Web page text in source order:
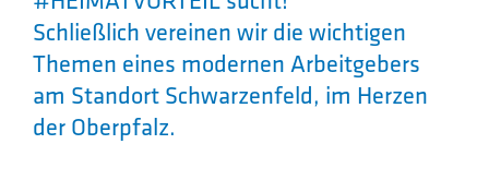
Schließlich vereinen wir die wichtigen
Themen eines modernen Arbeitgebers
am Standort Schwarzenfeld, im Herzen
der Oberpfalz.